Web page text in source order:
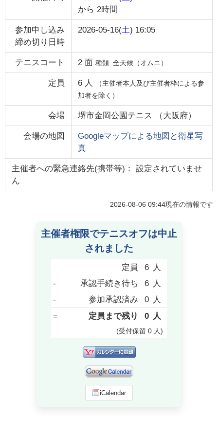
から 2時間
参加申し込み
締め切り日時
2026-05-16(土) 16:05
テニスコート 2面 種類: 全天候（オムニ）
定員 6 人
（主催者本人及び主催者枠による参
加者を除く）
会場 堺市金岡公園テニス （大阪府）
会場の地図
Googleマップによる地図と衛星写
真
主催者への緊急連絡先(携帯等)： 設定されていませ
ん
2026-08-06 09:44現在の情報です
主催者権限でテニスオフは中止
されました
定員 6 人
-
承認手続き待ち 6 人
-
参加承認済み 0 人
=
定員まで残り 0 人
(受付保留 0 人)
iCalendar